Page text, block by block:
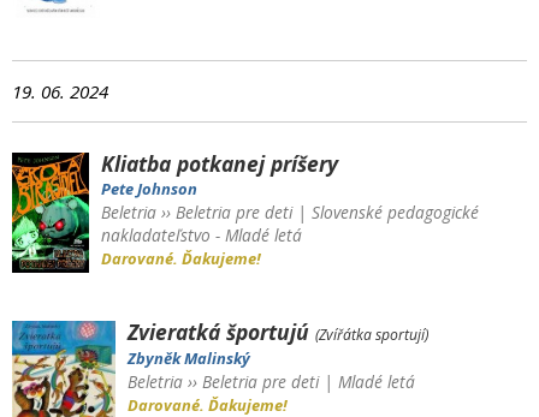
19. 06. 2024
Kliatba potkanej príšery
Pete Johnson
Beletria ››Beletria pre deti|Slovenské pedagogické
nakladateľstvo - Mladé letá
Darované. Ďakujeme!
Zvieratká športujú(Zvířátka sportují)
Zbyněk Malinský
Beletria ››Beletria pre deti|Mladé letá
Darované. Ďakujeme!